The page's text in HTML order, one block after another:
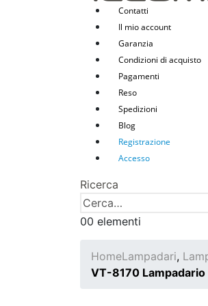
Contatti
Il mio account
Garanzia
Condizioni di acquisto
Pagamenti
Reso
Spedizioni
Blog
Registrazione
Accesso
Ricerca
00 elementi
HomeLampadari,
VT-8170 Lampadario